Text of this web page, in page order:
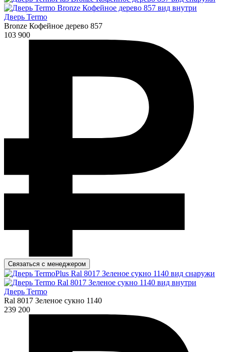
Дверь Termo
Bronze Кофейное дерево 857
103 900
Связаться с менеджером
Дверь Termo
Ral 8017 Зеленое сукно 1140
239 200